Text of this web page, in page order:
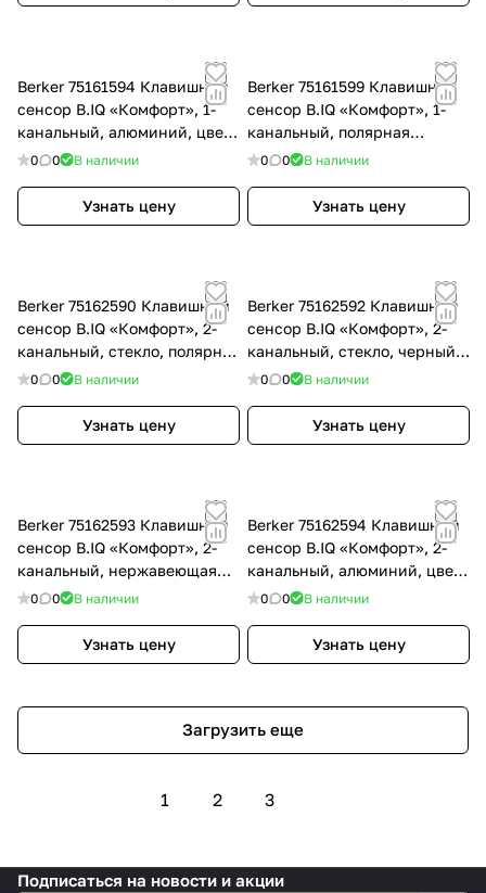
Berker 75161594 Клавишный
сенсор B.IQ «Комфорт», 1-
канальный, алюминий, цвет:
Серый, оттенок: Анодный
0 0 В наличии
Узнать цену
Berker 75161599 Клавишный
сенсор B.IQ «Комфорт», 1-
канальный, полярная
белизна, матовый, цвет:
0 0 В наличии
Узнать цену
Berker 75162590 Клавишный
сенсор B.IQ «Комфорт», 2-
канальный, стекло, полярная
белизна, цвет: Белый,
0 0 В наличии
Узнать цену
Berker 75162592 Клавишный
сенсор B.IQ «Комфорт», 2-
канальный, стекло, черный,
цвет: Чёрный
0 0 В наличии
Узнать цену
Berker 75162593 Клавишный
сенсор B.IQ «Комфорт», 2-
канальный, нержавеющая
сталь, цвет: Нержавеющая
0 0 В наличии
Узнать цену
Berker 75162594 Клавишный
сенсор B.IQ «Комфорт», 2-
канальный, алюминий, цвет:
Серый, оттенок: Анодный
0 0 В наличии
Узнать цену
Загрузить еще
1 2 3
Подписаться на новости и акции